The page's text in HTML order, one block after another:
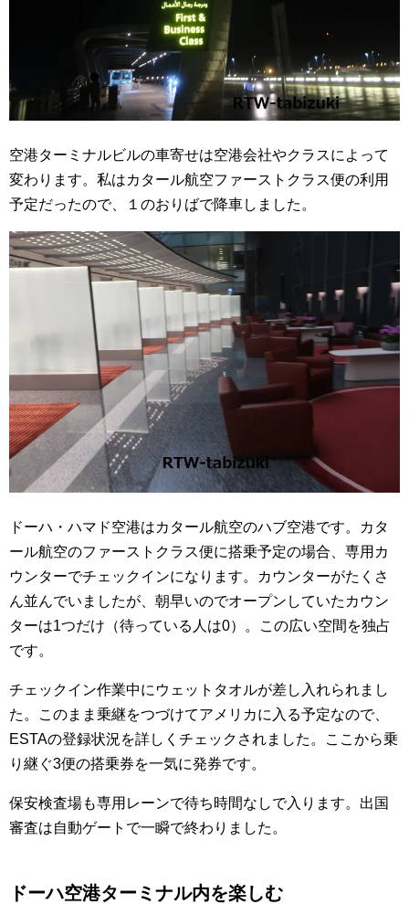
空港ターミナルビルの車寄せは空港会社やクラスによって
変わります。私はカタール航空ファーストクラス便の利用
予定だったので、１のおりばで降車しました。
ドーハ・ハマド空港はカタール航空のハブ空港です。カタ
ール航空のファーストクラス便に搭乗予定の場合、専用カ
ウンターでチェックインになります。カウンターがたくさ
ん並んでいましたが、朝早いのでオープンしていたカウン
ターは1つだけ（待っている人は0）。この広い空間を独占
です。
チェックイン作業中にウェットタオルが差し入れられまし
た。このまま乗継をつづけてアメリカに入る予定なので、
ESTAの登録状況を詳しくチェックされました。ここから乗
り継ぐ3便の搭乗券を一気に発券です。
保安検査場も専用レーンで待ち時間なしで入ります。出国
審査は自動ゲートで一瞬で終わりました。
ドーハ空港ターミナル内を楽しむ